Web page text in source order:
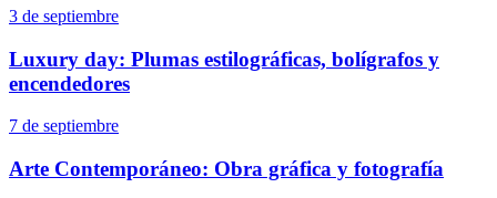
3 de septiembre
Luxury day: Plumas estilográficas, bolígrafos y
encendedores
7 de septiembre
Arte Contemporáneo: Obra gráfica y fotografía